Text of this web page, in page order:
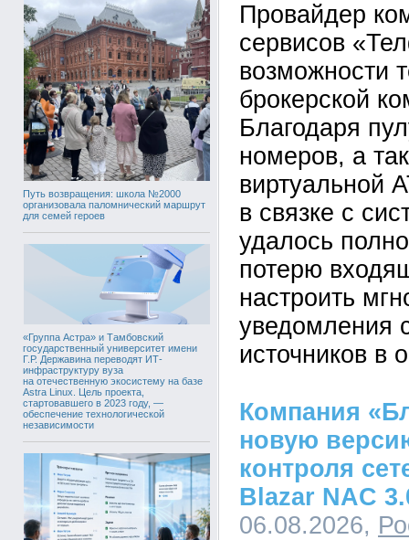
Путь возвращения: школа №2000
организовала паломнический маршрут
для семей героев
«Группа Астра» и Тамбовский
государственный университет имени
Г.Р. Державина переводят ИТ-
инфраструктуру вуза
на отечественную экосистему на базе
Astra Linux. Цель проекта,
стартовавшего в 2023 году, —
обеспечение технологической
независимости
Провайдер
сервисов
возможности
брокерской
Благодаря
номеров, а
виртуальной
в связке с
удалось
потерю
настроить
уведомления
источников в
Компания
новую
контроля
Blazar NAC
06.08.2026,